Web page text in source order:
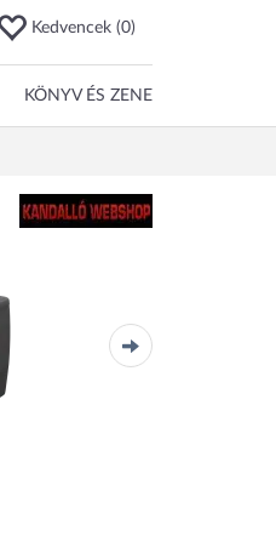
Kedvencek (0)
KÖNYV ÉS ZENE